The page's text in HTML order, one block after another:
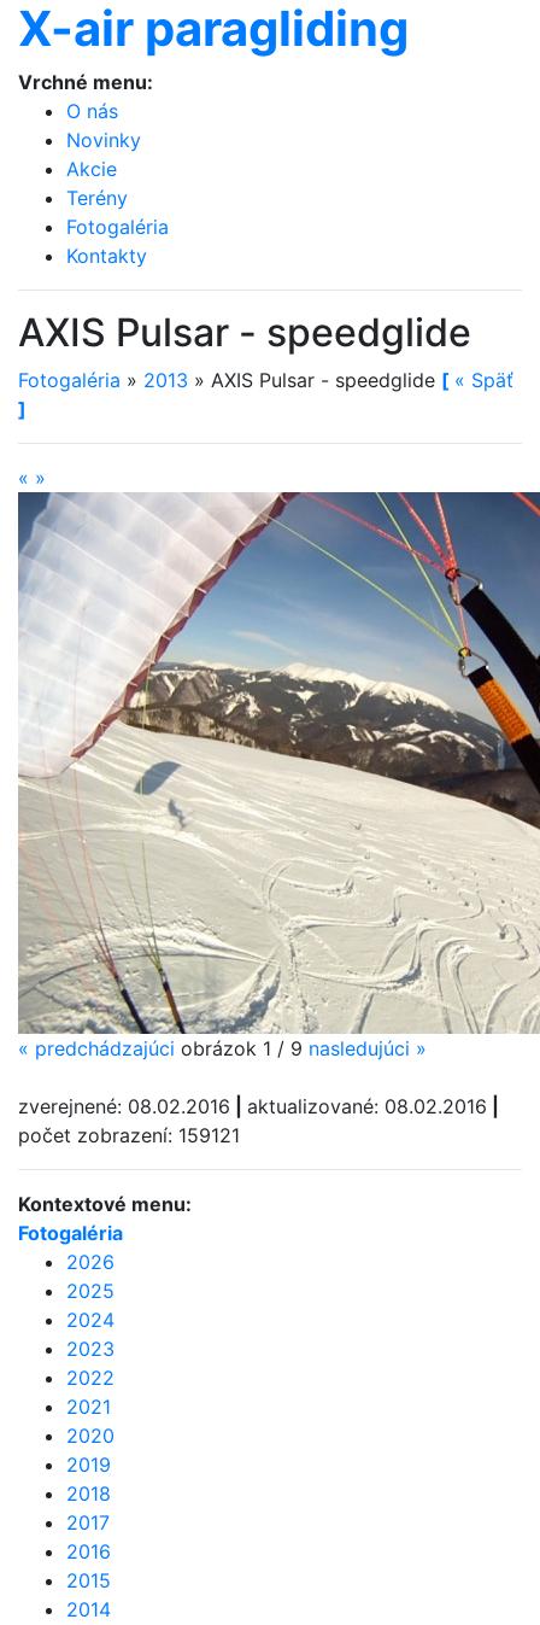
X-air paragliding
Vrchné menu:
O nás
Novinky
Akcie
Terény
Fotogaléria
Kontakty
AXIS Pulsar - speedglide
Fotogaléria » 2013 » AXIS Pulsar - speedglide [ « Späť
]
« »
« predchádzajúci obrázok 1 / 9 nasledujúci »
zverejnené: 08.02.2016 aktualizované: 08.02.2016
počet zobrazení: 159121
Kontextové menu:
Fotogaléria
2026
2025
2024
2023
2022
2021
2020
2019
2018
2017
2016
2015
2014